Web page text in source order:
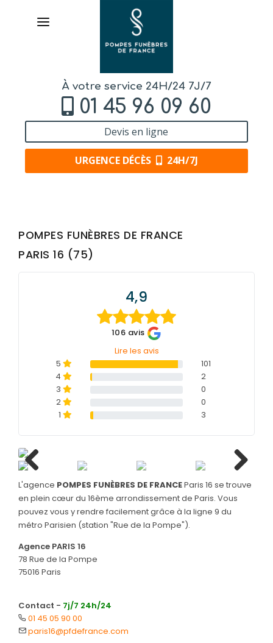
À votre service 24H/24 7J/7
01 45 96 09 60
Devis en ligne
URGENCE DÉCÈS 24H/7J
ORGANISER DES OBSÈQUES
PRÉVOIR SES OBSÈQUES
SERVICES & ARTICLES
Concessions funéraires
Entretien de sépulture
Livraison de Fleurs Naturelles
Livraison de plaques
Nos capitons funéraires
Nos cercueils
Nos fleurs naturelles
Nos monuments
Nos urnes funéraires
Rapatriement
Services aux familles
NOS AGENCES
Agence de BOULOGNE-BILLANCOURT
Agence de PARIS 13
Agence de PARIS 16
Agence de PARIS 17
Agence de PARIS 19
Agence de LEVALLOIS-PERRET
POMPES FUNÈBRES DE FRANCE
PARIS 16 (75)
4,9
106 avis
Lire les avis
5
101
4
2
3
0
2
0
1
3
Previous
L'agence POMPES FUNÈBRES DE FRANCEParis 16 se trouve
en plein cœur du 16ème arrondissement de Paris. Vous
pouvez vous y rendre facilement grâce à la ligne 9 du
métro Parisien (station "Rue de la Pompe").
Agence PARIS 16
78 Rue de la Pompe
75016 Paris
Contact - 7j/7 24h/24
01 45 05 90 00
paris16@pfdefrance.com